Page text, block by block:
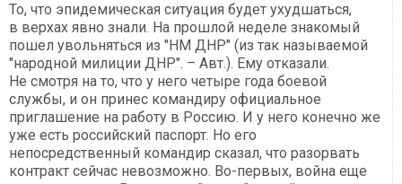
То, что эпидемическая ситуация будет ухудшаться,
в верхах явно знали. На прошлой неделе знакомый
пошел увольняться из "НМ ДНР" (из так называемой
"народной милиции ДНР". – Авт.). Ему отказали.
Не смотря на то, что у него четыре года боевой
службы, и он принес командиру официальное
приглашение на работу в Россию. И у него конечно же
уже есть российский паспорт. Но его
непосредственный командир сказал, что разорвать
контракт сейчас невозможно. Во-первых, война еще